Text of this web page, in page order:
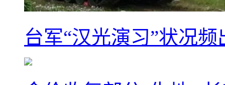
台军“汉光演习”状况